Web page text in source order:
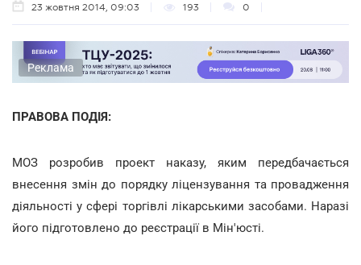
23 жовтня 2014, 09:03 193 0
Реклама
ПРАВОВА ПОДІЯ:
МОЗ розробив проект наказу, яким передбачається
внесення змін до порядку ліцензування та провадження
діяльності у сфері торгівлі лікарськими засобами. Наразі
його підготовлено до реєстрації в Мін'юсті.